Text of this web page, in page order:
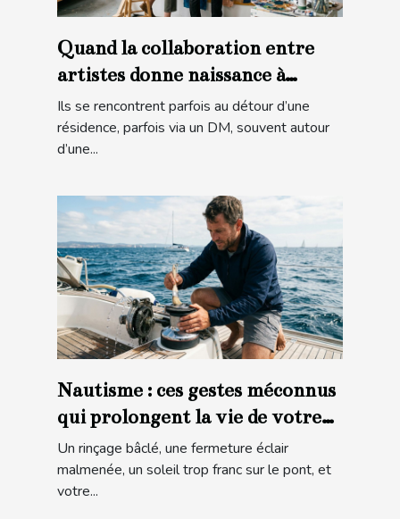
Quand la collaboration entre
artistes donne naissance à
l’inattendu
Ils se rencontrent parfois au détour d’une
résidence, parfois via un DM, souvent autour
d’une...
Nautisme : ces gestes méconnus
qui prolongent la vie de votre
matériel en mer
Un rinçage bâclé, une fermeture éclair
malmenée, un soleil trop franc sur le pont, et
votre...